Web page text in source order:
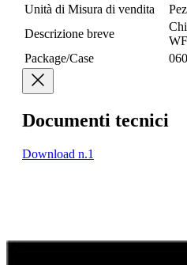
Unità di Misura di vendita
Descrizione breve
Package/Case
Documenti tecnici
Download n.1